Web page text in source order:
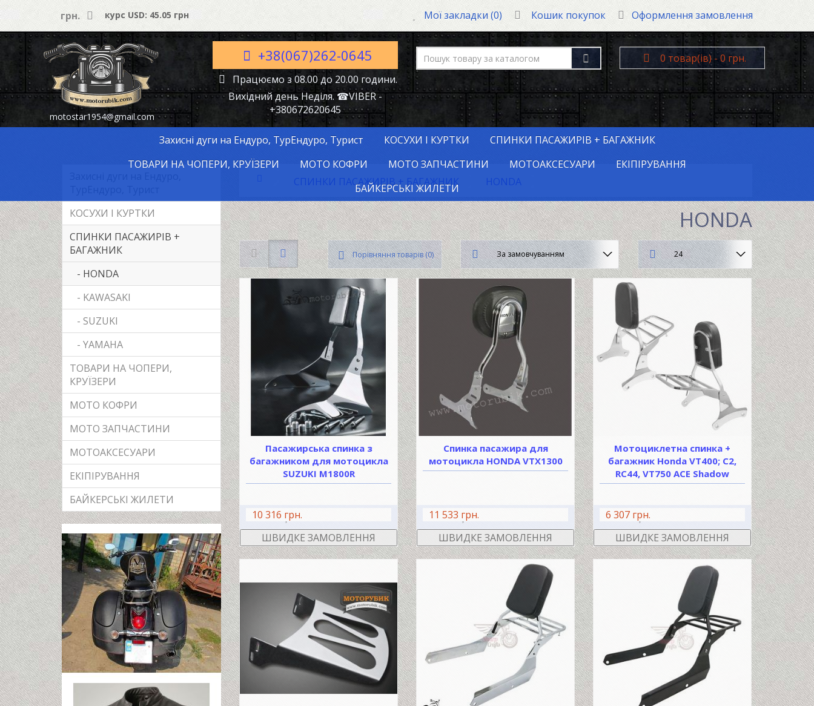
грн. курс USD: 45.05 грн Мої закладки (0) Кошик покупок Оформлення замовлення
motostar1954@gmail.com
+38(067)262-0645
Працюємо з 08.00 до 20.00 години.
Вихідний день Неділя. ☎VIBER -
+380672620645
0 товар(ів) - 0 грн.
Захисні дуги на Ендуро, ТурЕндуро, Турист КОСУХИ І КУРТКИ
СПИНКИ ПАСАЖИРІВ + БАГАЖНИК
ТОВАРИ НА ЧОПЕРИ, КРУЇЗЕРИ
МОТО КОФРИ МОТО ЗАПЧАСТИНИ МОТОАКСЕСУАРИ
ЕКІПІРУВАННЯ
БАЙКЕРСЬКІ ЖИЛЕТИ
КОСУХИ І КУРТКИ
СПИНКИ ПАСАЖИРІВ +
БАГАЖНИК
- HONDA
- KAWASAKI
- SUZUKI
- YAMAHA
ТОВАРИ НА ЧОПЕРИ,
КРУЇЗЕРИ
МОТО КОФРИ
МОТО ЗАПЧАСТИНИ
МОТОАКСЕСУАРИ
ЕКІПІРУВАННЯ
БАЙКЕРСЬКІ ЖИЛЕТИ
СПИНКИ ПАСАЖИРІВ + БАГАЖНИК HONDA
HONDA
Порівняння товарів (0) За замовчуванням 24
Пасажирська спинка з
багажником для мотоцикла
SUZUKI М1800R
10 316 грн.
ШВИДКЕ ЗАМОВЛЕННЯ
Спинка пасажира для
мотоцикла HONDA VTX1300
11 533 грн.
ШВИДКЕ ЗАМОВЛЕННЯ
Мотоциклетна спинка +
багажник Honda VT400; С2,
RC44, VT750 ACE Shadow
6 307 грн.
ШВИДКЕ ЗАМОВЛЕННЯ